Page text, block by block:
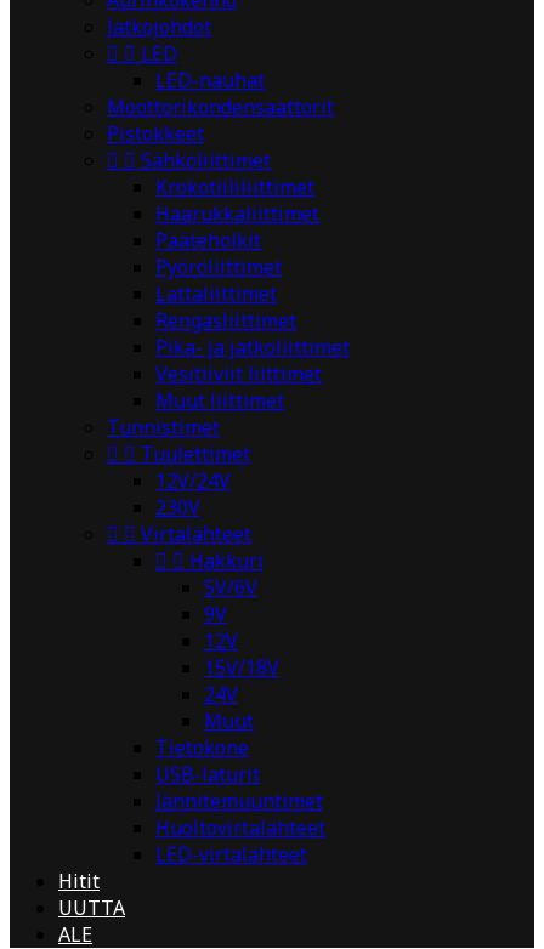
Jatkojohdot
  LED
LED-nauhat
Moottorikondensaattorit
Pistokkeet
  Sähköliittimet
Krokotiililiittimet
Haarukkaliittimet
Pääteholkit
Pyöröliittimet
Lattaliittimet
Rengasliittimet
Pika- ja jatkoliittimet
Vesitiiviit liittimet
Muut liittimet
Tunnistimet
  Tuulettimet
12V/24V
230V
  Virtalähteet
  Hakkuri
5V/6V
9V
12V
15V/18V
24V
Muut
Tietokone
USB-laturit
Jännitemuuntimet
Huoltovirtalähteet
LED-virtalähteet
Hitit
UUTTA
ALE